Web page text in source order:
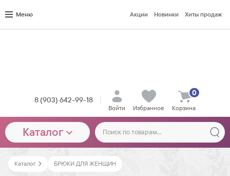
Меню Акции Новинки Хиты продаж
8 (903) 642-99-18
Войти Избранное Корзина
0
Каталог
Каталог БРЮКИ ДЛЯ ЖЕНЩИН